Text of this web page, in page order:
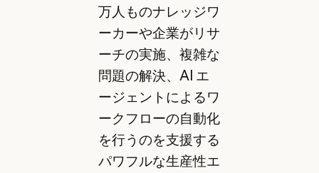
万人ものナレッジワ
ーカーや企業がリサ
ーチの実施、複雑な
問題の解決、AI エ
ージェントによるワ
ークフローの自動化
を行うのを支援する
パワフルな生産性エ